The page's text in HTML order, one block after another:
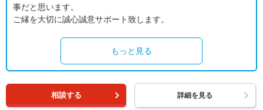
事だと思います。
ご縁を大切に誠心誠意サポート致します。
もっと見る
相談する 詳細を見る